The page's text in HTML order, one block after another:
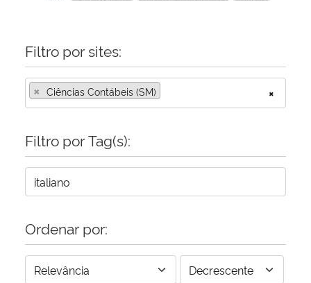
Secretaria de Governo
Gabinete de Segurança Institucional
Banco Central do Brasil
Planalto
Filtro por sites:
×
× Ciências Contábeis (SM)
Filtro por Tag(s):
Ordenar por: